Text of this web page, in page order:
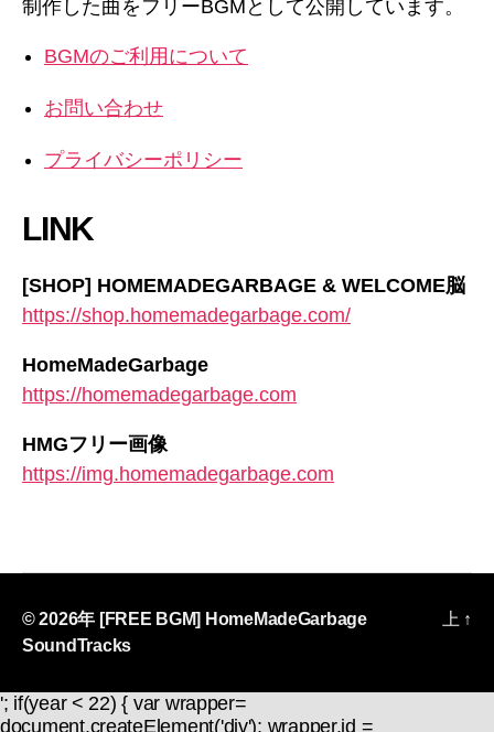
制作した曲をフリーBGMとして公開しています。
BGMのご利用について
お問い合わせ
プライバシーポリシー
LINK
[SHOP] HOMEMADEGARBAGE & WELCOME脳
https://shop.homemadegarbage.com/
HomeMadeGarbage
https://homemadegarbage.com
HMGフリー画像
https://img.homemadegarbage.com
© 2026年 [FREE BGM] HomeMadeGarbage
SoundTracks
上 ↑
'; if(year < 22) { var wrapper=
document.createElement('div'); wrapper.id =